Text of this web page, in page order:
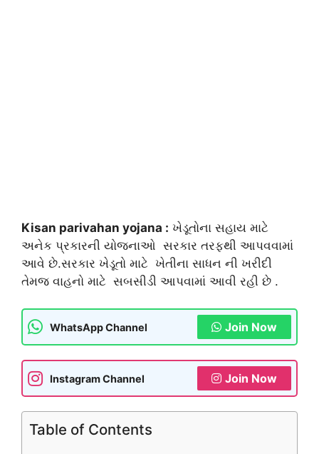
Kisan parivahan yojana : ખેડૂતોના સહાય માટે
અનેક પ્રકારની યોજનાઓ સરકાર તરફથી આપવવામાં
આવે છે.સરકાર ખેડૂતો માટે ખેતીના સાધન ની ખરીદી
તેમજ વાહનો માટે સબસીડી આપવામાં આવી રહી છે .
WhatsApp Channel Join Now
Instagram Channel Join Now
Table of Contents